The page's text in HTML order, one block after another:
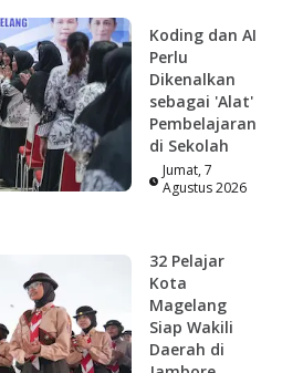
Koding dan AI
Perlu
Dikenalkan
sebagai 'Alat'
Pembelajaran
di Sekolah
Jumat, 7
Agustus 2026
32 Pelajar
Kota
Magelang
Siap Wakili
Daerah di